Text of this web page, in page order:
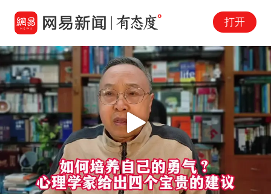
打开
00:00 09:59
Play